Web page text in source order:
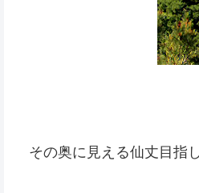
その奥に見える仙丈目指